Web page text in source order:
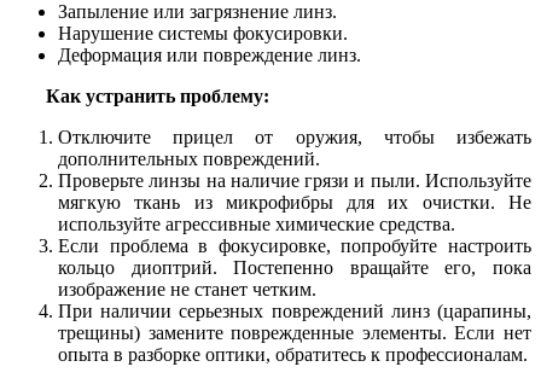
Запыление или загрязнение линз.
Нарушение системы фокусировки.
Деформация или повреждение линз.
Как устранить проблему:
Отключите прицел от оружия, чтобы избежать
дополнительных повреждений.
Проверьте линзы на наличие грязи и пыли. Используйте
мягкую ткань из микрофибры для их очистки. Не
используйте агрессивные химические средства.
Если проблема в фокусировке, попробуйте настроить
кольцо диоптрий. Постепенно вращайте его, пока
изображение не станет четким.
При наличии серьезных повреждений линз (царапины,
трещины) замените поврежденные элементы. Если нет
опыта в разборке оптики, обратитесь к профессионалам.